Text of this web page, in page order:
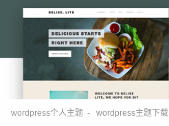
wordpress个人主题 - wordpress主题下载